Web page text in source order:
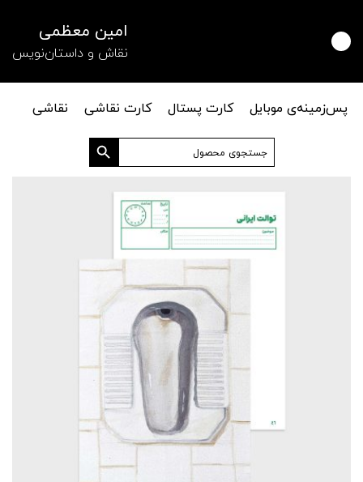
امین معظمی
نقاش و داستان‌نویس
پس‌زمینه‌ی موبایل کارت پستال کارت نقاشی
نقاشی
جستجو
برای:
دکمه جستجو